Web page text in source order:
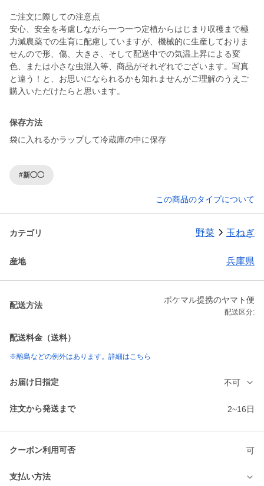
ご注文に際しての注意点
安心、安全を考慮しながら一つ一つ定植からはじまり収穫まで極
力減農薬での生育に配慮していますが、機械的に生産しておりま
せんので形、傷、大きさ、そして配送中での気温上昇による変
色、または小さな虫混入等、商品がそれぞれでございます。写真
と違う！と、お思いになられるかも知れませんがご理解のうえご
購入いただけたらと思います。
保存方法
袋に入れるかラップして冷蔵庫の中に保存
#新◯◯
この商品のタイプについて
カテゴリ 野菜 玉ねぎ
産地 兵庫県
配送方法
ポケマル提携のヤマト便
配送区分:
配送料金（送料）
※離島などの例外はあります。詳細はこちら
お届け日指定 不可
注文から発送まで 2~16日
クーポン利用可否 可
支払い方法